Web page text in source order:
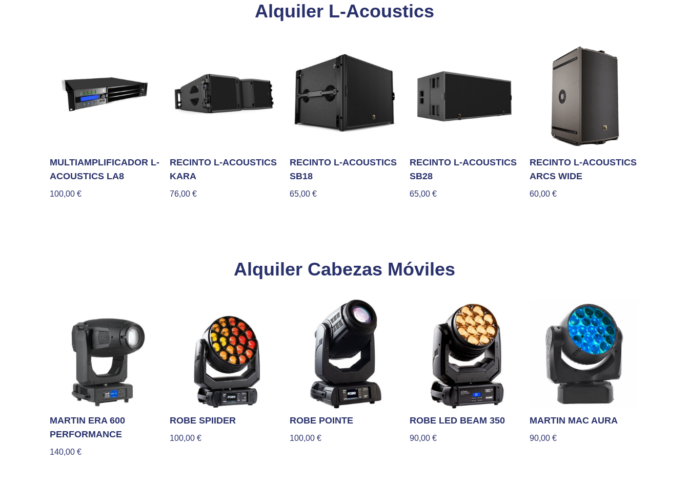
Alquiler L-Acoustics
MULTIAMPLIFICADOR L-
ACOUSTICS LA8
100,00 €
RECINTO L-ACOUSTICS
KARA
76,00 €
RECINTO L-ACOUSTICS
SB18
65,00 €
RECINTO L-ACOUSTICS
SB28
65,00 €
RECINTO L-ACOUSTICS
ARCS WIDE
60,00 €
Alquiler Cabezas Móviles
MARTIN ERA 600
PERFORMANCE
140,00 €
ROBE SPIIDER
100,00 €
ROBE POINTE
100,00 €
ROBE LED BEAM 350
90,00 €
MARTIN MAC AURA
90,00 €